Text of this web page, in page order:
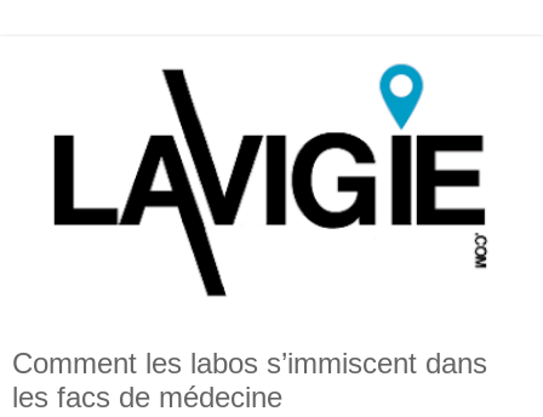
Comment les labos s’immiscent dans
les facs de médecine